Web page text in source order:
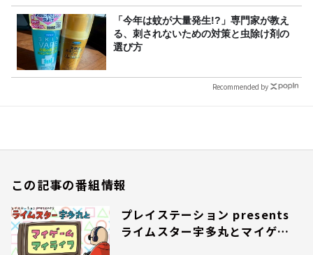
「今年は蚊が大量発生!?」専門家が教え
る、刺されないための対策と虫除け剤の
選び方
Recommended by
この記事の番組情報
プレイステーション presents
ライムスター宇多丸とマイゲー